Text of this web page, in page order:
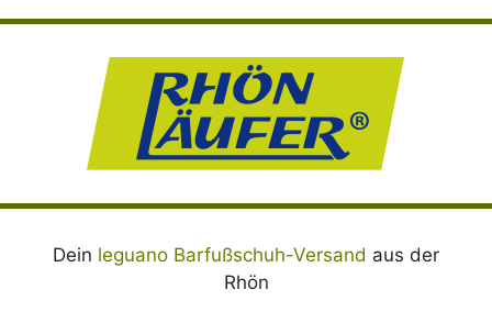
Dein leguano Barfußschuh-Versand aus der
Rhön